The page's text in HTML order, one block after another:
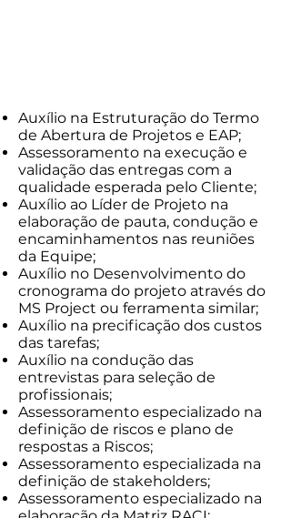
Auxílio na Estruturação do Termo
de Abertura de Projetos e EAP;
Assessoramento na execução e
validação das entregas com a
qualidade esperada pelo Cliente;
Auxílio ao Líder de Projeto na
elaboração de pauta, condução e
encaminhamentos nas reuniões
da Equipe;
Auxílio no Desenvolvimento do
cronograma do projeto através do
MS Project ou ferramenta similar;
Auxílio na precificação dos custos
das tarefas;
Auxílio na condução das
entrevistas para seleção de
profissionais;
Assessoramento especializado na
definição de riscos e plano de
respostas a Riscos;
Assessoramento especializada na
definição de stakeholders;
Assessoramento especializado na